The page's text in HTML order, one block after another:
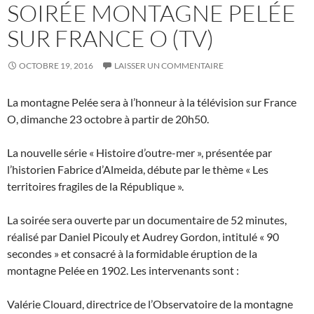
SOIRÉE MONTAGNE PELÉE
SUR FRANCE O (TV)
OCTOBRE 19, 2016 LAISSER UN COMMENTAIRE
La montagne Pelée sera à l’honneur à la télévision sur France
O, dimanche 23 octobre à partir de 20h50.
La nouvelle série « Histoire d’outre-mer », présentée par
l’historien Fabrice d’Almeida, débute par le thème « Les
territoires fragiles de la République ».
La soirée sera ouverte par un documentaire de 52 minutes,
réalisé par Daniel Picouly et Audrey Gordon, intitulé « 90
secondes » et consacré à la formidable éruption de la
montagne Pelée en 1902. Les intervenants sont :
Valérie Clouard, directrice de l’Observatoire de la montagne